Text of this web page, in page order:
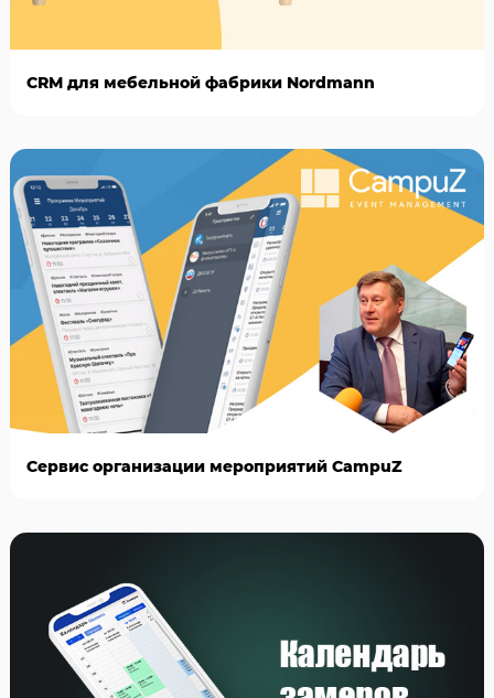
CRM для мебельной фабрики Nordmann
Сервис организации мероприятий CampuZ